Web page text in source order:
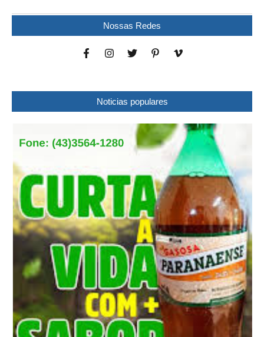
Nossas Redes
Noticias populares